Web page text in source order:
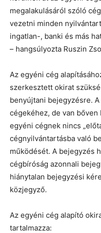
megalakulásáról szóló
vezetni minden
ingatlan-, banki és más
– hangsúlyozta Ruszin
Az egyéni cég
szerkesztett okirat
benyújtani bejegyzésre.
cégekéhez, de van
egyéni cégnek nincs
cégnyilvántartásba való
működését. A bejegyzés
cégbíróság azonnali
hiánytalan bejegyzési
közjegyző.
Az egyéni cég alapító
tartalmazza: